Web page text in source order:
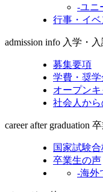
-ユニ
行事・イベ
admission info 入学・
募集要項
学費・奨学
オープン
社会人から
career after graduation
国家試験
卒業生の声
-海外